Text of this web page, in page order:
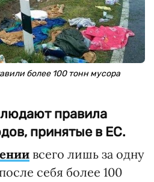
более 100 тонн мусора
правила
принятые в ЕС.
всего лишь за одну
себя более 100